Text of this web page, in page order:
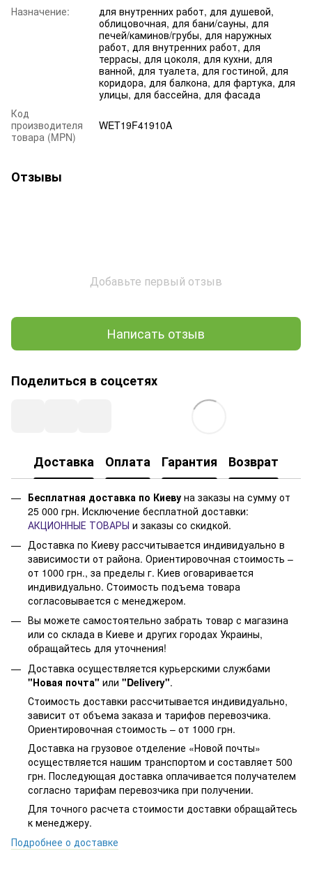
Назначение:
для внутренних работ, для душевой,
облицовочная, для бани/сауны, для
печей/каминов/грубы, для наружных
работ, для внутренних работ, для
террасы, для цоколя, для кухни, для
ванной, для туалета, для гостиной, для
коридора, для балкона, для фартука, для
улицы, для бассейна, для фасада
Код
производителя
товара (MPN)
WET19F41910A
Отзывы
Добавьте первый отзыв
Написать отзыв
Поделиться в соцсетях
Доставка Оплата Гарантия Возврат
Бесплатная доставка по Киеву на заказы на сумму от
25 000 грн. Исключение бесплатной доставки:
АКЦИОННЫЕ ТОВАРЫ и заказы со скидкой.
Доставка по Киеву рассчитывается индивидуально в
зависимости от района. Ориентировочная стоимость –
от 1000 грн., за пределы г. Киев оговаривается
индивидуально. Стоимость подъема товара
согласовывается с менеджером.
Вы можете самостоятельно забрать товар с магазина
или со склада в Киеве и других городах Украины,
обращайтесь для уточнения!
Доставка осуществляется курьерскими службами
"Новая почта" или "Delivery".
Стоимость доставки рассчитывается индивидуально,
зависит от объема заказа и тарифов перевозчика.
Ориентировочная стоимость – от 1000 грн.
Доставка на грузовое отделение «Новой почты»
осуществляется нашим транспортом и составляет 500
грн. Последующая доставка оплачивается получателем
согласно тарифам перевозчика при получении.
Для точного расчета стоимости доставки обращайтесь
к менеджеру.
Подробнее о доставке